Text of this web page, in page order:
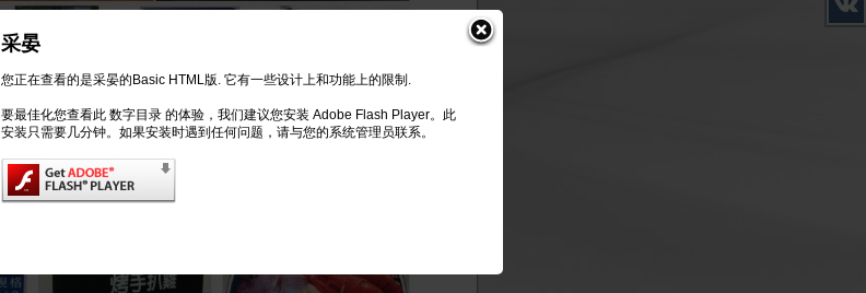
采晏
您正在查看的是采晏的Basic HTML版. 它有一些设计上和功能上的限制.
要最佳化您查看此 数字目录 的体验，我们建议您安装 Adobe Flash Player。此
安装只需要几分钟。如果安装时遇到任何问题，请与您的系统管理员联系。